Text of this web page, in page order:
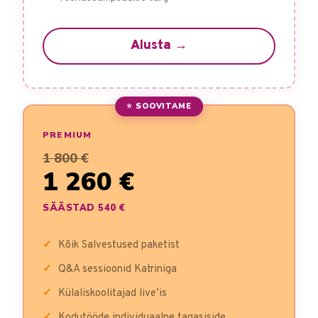
Alusta →
⭐ SOOVITAME
PREMIUM
1 800 €
1 260 €
SÄÄSTAD 540 €
Kõik Salvestused paketist
Q&A sessioonid Katriniga
Külaliskoolitajad live’is